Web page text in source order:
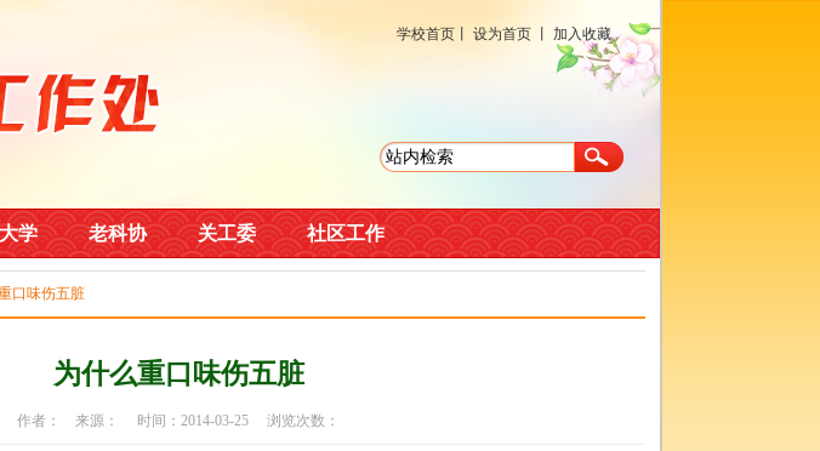
学校首页 设为首页 加入收藏
学 老科协 关工委 社区工作
口味伤五脏
为什么重口味伤五脏
作者： 来源： 时间：2014-03-25 浏览次数：